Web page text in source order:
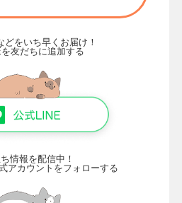
どをいち早くお届け！
友だちに追加する
情報を配信中！
アカウントをフォローする